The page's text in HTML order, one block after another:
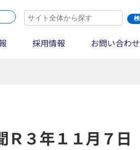
採用情報 お問い合わせ
Ｒ３年１１月７日